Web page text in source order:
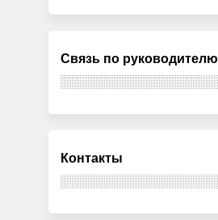
Связь по руководителю
Контакты